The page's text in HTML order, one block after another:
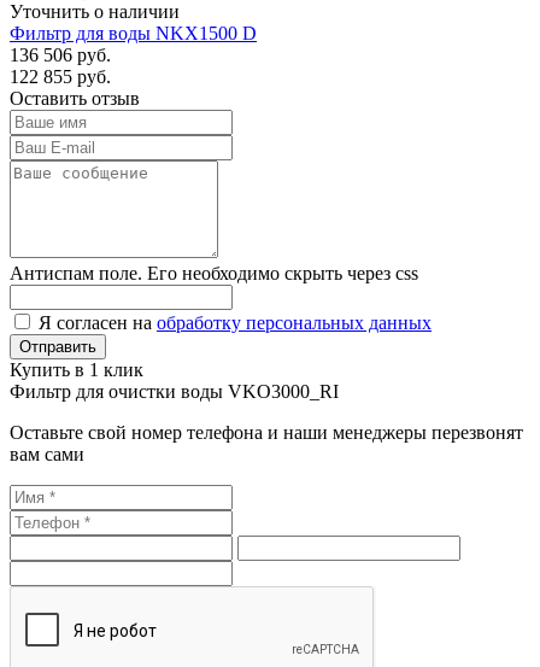
Уточнить о наличии
Фильтр для воды NKX1500 D
136 506 руб.
122 855 руб.
Оставить отзыв
Антиспам поле. Его необходимо скрыть через css
Я согласен на обработку персональных данных
Купить в 1 клик
Фильтр для очистки воды VKO3000_RI
Оставьте свой номер телефона и наши менеджеры перезвонят
вам сами